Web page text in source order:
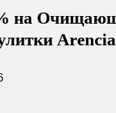
на
Arencia